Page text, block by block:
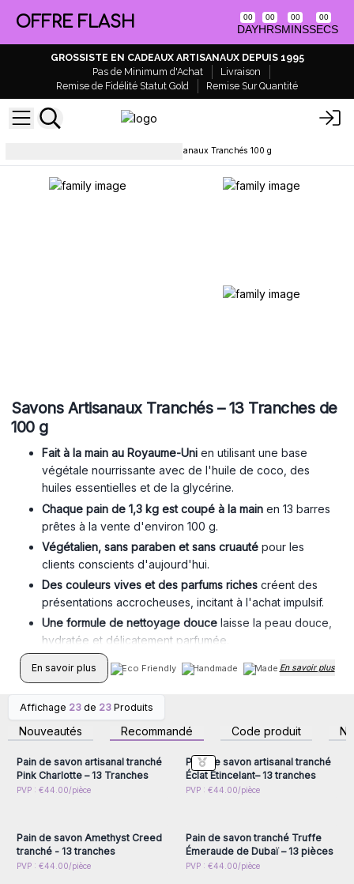
OFFRE FLASH 00
DAY
00
HRS
00
MINS
00
SECS
GROSSISTE EN CADEAUX ARTISANAUX DEPUIS 1995
Pas de Minimum d'Achat
Livraison
Remise de Fidélité Statut Gold
Remise Sur Quantité
Savons Artisanaux Tranchés 100 g
Savons Artisanaux Tranchés – 13 Tranches de
100 g
Fait à la main au Royaume-Unien utilisant une base
végétale nourrissante avec de l'huile de coco, des
huiles essentielles et de la glycérine.
Chaque pain de 1,3 kg est coupé à la mainen 13 barres
prêtes à la vente d'environ 100 g.
Végétalien, sans paraben et sans cruautépour les
clients conscients d'aujourd'hui.
Des couleurs vives et des parfums richescréent des
présentations accrocheuses, incitant à l'achat impulsif.
Une formule de nettoyage douce laisse la peau douce,
hydratée et délicatement parfumée.
Large sélection de parfumsencourage les achats
répétés et facilite la vente croisée. Parfait pour
boutiques, marchés et concept stores
En savoir plus Eco Friendly Handmade Made In UKEn savoir plus
Affichage 23 de 23 Produits
Nouveautés Recommandé Code produit
Connectez-vous ou
inscrivez-vous pour
accéder aux prix de gros
Pain de savon artisanal tranché
Pink Charlotte – 13 Tranches
PVP : €44.00/pièce
inscrivez-vous pour
accéder aux prix de gros
Pain de savon artisanal tranché
Éclat Étincelant– 13 tranches
PVP : €44.00/pièce
Connectez-vous ou
Pain de savon Amethyst Creed
tranché - 13 tranches
PVP : €44.00/pièce
Connectez-vous ou
Pain de savon tranché Truffe
Émeraude de Dubaï – 13 pièces
PVP : €44.00/pièce
Connectez-vous ou
Connectez-vous ou